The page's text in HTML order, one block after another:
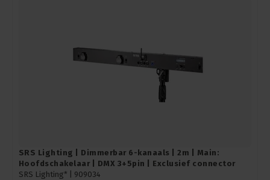
SRS Lighting | Dimmerbar 6-kanaals | 2m | Main:
Hoofdschakelaar | DMX 3+5pin | Exclusief connector
SRS Lighting* | 909034